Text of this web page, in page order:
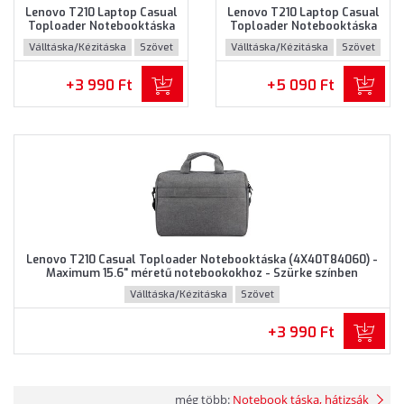
Lenovo T210 Laptop Casual
Toploader Notebooktáska
(GX40Q17231) - Maximum
15.6" méretű notebookokhoz
- Szürke színben
Válltáska/Kézitáska Szövet
+3 990 Ft
Lenovo T210 Laptop Casual
Toploader Notebooktáska
(GX40Q17232) - Maximum
15.6" méretű notebookokhoz
- Barna színben
Válltáska/Kézitáska Szövet
+5 090 Ft
Lenovo T210 Casual Toploader Notebooktáska (4X40T84060) -
Maximum 15.6" méretű notebookokhoz - Szürke színben
Válltáska/Kézitáska Szövet
+3 990 Ft
még több: Notebook táska, hátizsák